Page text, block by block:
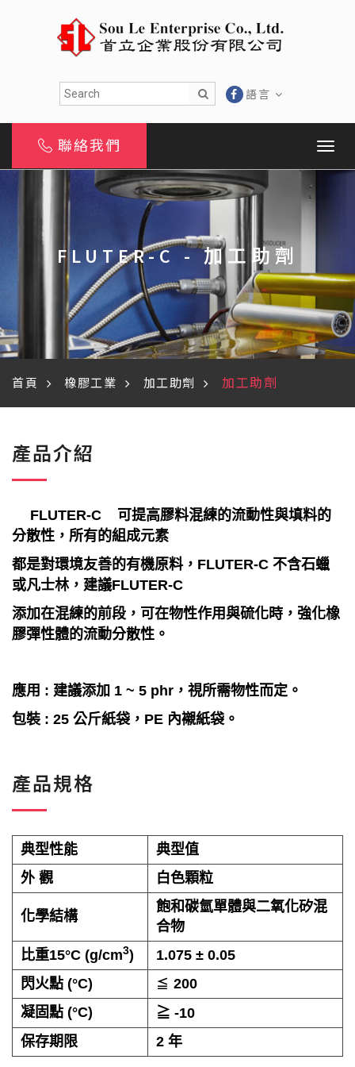
語言
聯絡我們
FLUTER-C - 加工助劑
首頁 橡膠工業 加工助劑 加工助劑
產品介紹
FLUTER-C 可提高膠料混練的流動性與填料的
分散性，所有的組成元素
都是對環境友善的有機原料，FLUTER-C 不含石蠟
或凡士林，建議FLUTER-C
添加在混練的前段，可在物性作用與硫化時，強化橡
膠彈性體的流動分散性。
應用 : 建議添加 1 ~ 5 phr，視所需物性而定。
包裝 : 25 公斤紙袋，PE 內襯紙袋。
產品規格
典型性能
典型值
外 觀
白色顆粒
化學結構
飽和碳氫單體與二氧化矽混
合物
比重15°C (g/cm3)
1.075 ± 0.05
閃火點 (°C)
≦ 200
凝固點 (°C)
≧ -10
保存期限
2 年